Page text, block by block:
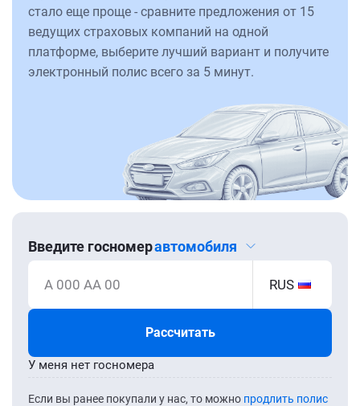
стало еще проще - сравните предложения от 15
ведущих страховых компаний на одной
платформе, выберите лучший вариант и получите
электронный полис всего за 5 минут.
Введите госномеравтомобиля
А 000 АА 00 RUS
Рассчитать
Если вы ранее покупали у нас, то можно продлить полис
У меня нет госномера